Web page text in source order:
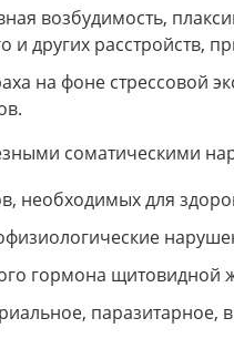
возбудимость,
и других расстройств,
на фоне стрессовой
соматическими
необходимых для
гормона щитовидной
паразитарное,